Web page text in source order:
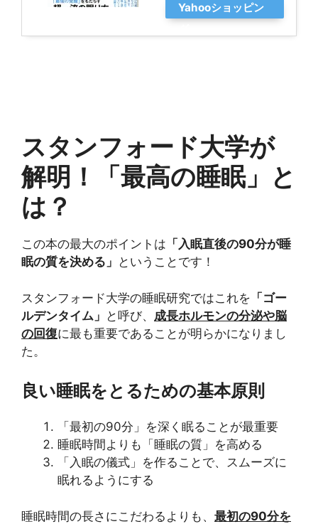
Yahooショッピン
スタンフォード大学が
解明！「最高の睡眠」と
は？
この本の最大のポイントは 「入眠直後の90分が睡
眠の質を決める」 ということです！
スタンフォード大学の睡眠研究ではこれを 「ゴー
ルデンタイム」 と呼び、 成長ホルモンの分泌や脳
の回復に最も重要であることが明らかになりまし
た。
良い睡眠をとるための基本原則
「最初の90分」を深く眠ることが最重要
睡眠時間よりも「睡眠の質」を高める
「入眠の儀式」を作ることで、スムーズに
眠れるようにする
睡眠時間の長さにこだわるよりも、 最初の90分を